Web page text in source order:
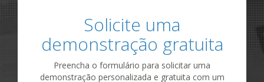
Solicite uma
demonstração gratuita
Preencha o formulário para solicitar uma
demonstração personalizada e gratuita com um